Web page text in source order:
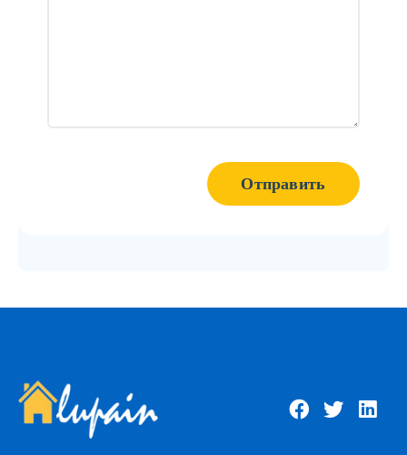
Отправить